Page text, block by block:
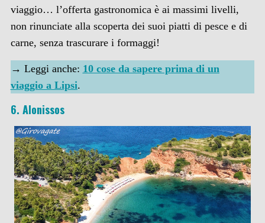
viaggio… l’offerta gastronomica è ai massimi livelli,
non rinunciate alla scoperta dei suoi piatti di pesce e di
carne, senza trascurare i formaggi!
→ Leggi anche: 10 cose da sapere prima di un
viaggio a Lipsi.
6. Alonissos